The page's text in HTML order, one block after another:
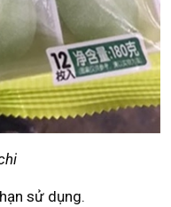
sử dụng.